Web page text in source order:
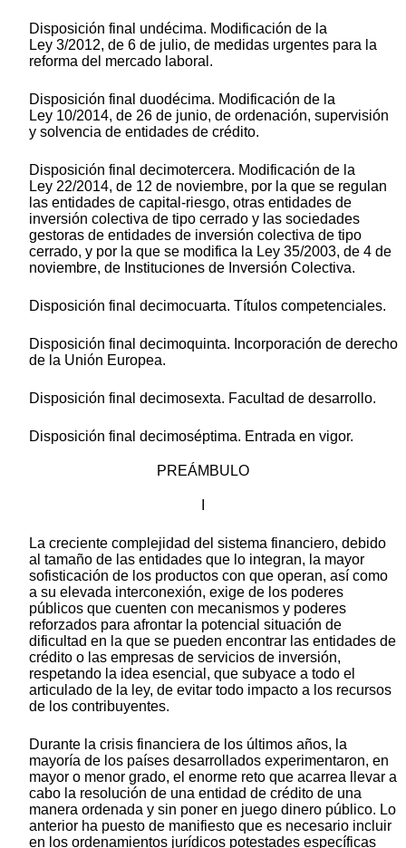
Disposición final undécima. Modificación de la
Ley 3/2012, de 6 de julio, de medidas urgentes para la
reforma del mercado laboral.
Disposición final duodécima. Modificación de la
Ley 10/2014, de 26 de junio, de ordenación, supervisión
y solvencia de entidades de crédito.
Disposición final decimotercera. Modificación de la
Ley 22/2014, de 12 de noviembre, por la que se regulan
las entidades de capital-riesgo, otras entidades de
inversión colectiva de tipo cerrado y las sociedades
gestoras de entidades de inversión colectiva de tipo
cerrado, y por la que se modifica la Ley 35/2003, de 4 de
noviembre, de Instituciones de Inversión Colectiva.
Disposición final decimocuarta. Títulos competenciales.
Disposición final decimoquinta. Incorporación de derecho
de la Unión Europea.
Disposición final decimosexta. Facultad de desarrollo.
Disposición final decimoséptima. Entrada en vigor.
PREÁMBULO
La creciente complejidad del sistema financiero, debido
al tamaño de las entidades que lo integran, la mayor
sofisticación de los productos con que operan, así como
a su elevada interconexión, exige de los poderes
públicos que cuenten con mecanismos y poderes
reforzados para afrontar la potencial situación de
dificultad en la que se pueden encontrar las entidades de
crédito o las empresas de servicios de inversión,
respetando la idea esencial, que subyace a todo el
articulado de la ley, de evitar todo impacto a los recursos
de los contribuyentes.
Durante la crisis financiera de los últimos años, la
mayoría de los países desarrollados experimentaron, en
mayor o menor grado, el enorme reto que acarrea llevar a
cabo la resolución de una entidad de crédito de una
manera ordenada y sin poner en juego dinero público. Lo
anterior ha puesto de manifiesto que es necesario incluir
en los ordenamientos jurídicos potestades específicas